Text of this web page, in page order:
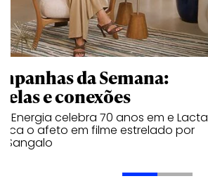
da Semana:
e conexões
Energia celebra 70 anos em e Lacta
o afeto em filme estrelado por
Sangalo